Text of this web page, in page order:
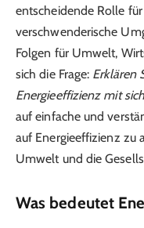
entscheidende Rolle
verschwenderische
Folgen für Umwelt,
sich die Frage: Erklären
Energieeffizienz mit
auf einfache und
auf Energieeffizienz zu
Umwelt und die
Was bedeutet